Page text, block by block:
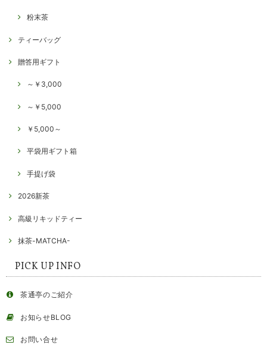
粉末茶
ティーバッグ
贈答用ギフト
～￥3,000
～￥5,000
￥5,000～
平袋用ギフト箱
手提げ袋
2026新茶
高級リキッドティー
抹茶-MATCHA-
PICK UP INFO
茶通亭のご紹介
お知らせBLOG
お問い合せ